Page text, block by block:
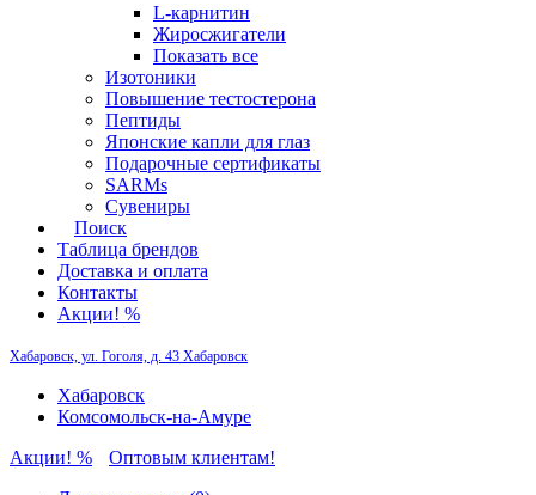
L-карнитин
Жиросжигатели
Показать все
Изотоники
Повышение тестостерона
Пептиды
Японские капли для глаз
Подарочные сертификаты
SARMs
Сувениры
Поиск
Таблица брендов
Доставка и оплата
Контакты
Акции! %
Хабаровск, ул. Гоголя, д. 43 Хабаровск
Хабаровск
Комсомольск-на-Амуре
Акции! %
Оптовым клиентам!